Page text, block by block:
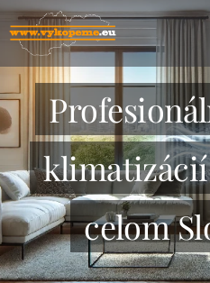
celom